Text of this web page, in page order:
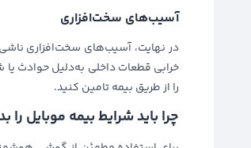
آسیب‌های سخت‌افزاری
در نهایت، آسیب‌های سخت‌افزاری
خرابی قطعات داخلی به‌دلیل حوادث
را از طریق بیمه تامین کنید.
چرا باید شرایط بیمه موبایل را